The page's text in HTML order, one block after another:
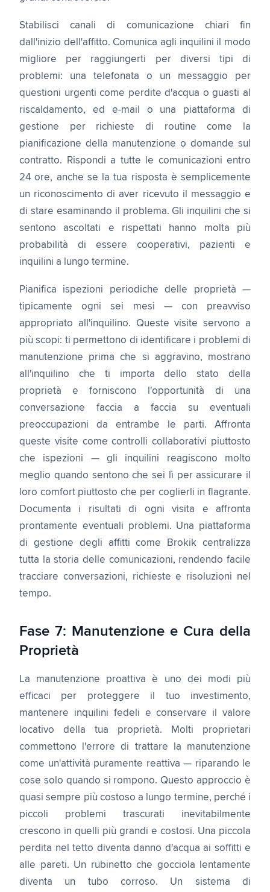
Stabilisci canali di comunicazione chiari fin
dall'inizio dell'affitto. Comunica agli inquilini il modo
migliore per raggiungerti per diversi tipi di
problemi: una telefonata o un messaggio per
questioni urgenti come perdite d'acqua o guasti al
riscaldamento, ed e-mail o una piattaforma di
gestione per richieste di routine come la
pianificazione della manutenzione o domande sul
contratto. Rispondi a tutte le comunicazioni entro
24 ore, anche se la tua risposta è semplicemente
un riconoscimento di aver ricevuto il messaggio e
di stare esaminando il problema. Gli inquilini che si
sentono ascoltati e rispettati hanno molta più
probabilità di essere cooperativi, pazienti e
inquilini a lungo termine.
Pianifica ispezioni periodiche delle proprietà —
tipicamente ogni sei mesi — con preavviso
appropriato all'inquilino. Queste visite servono a
più scopi: ti permettono di identificare i problemi di
manutenzione prima che si aggravino, mostrano
all'inquilino che ti importa dello stato della
proprietà e forniscono l'opportunità di una
conversazione faccia a faccia su eventuali
preoccupazioni da entrambe le parti. Affronta
queste visite come controlli collaborativi piuttosto
che ispezioni — gli inquilini reagiscono molto
meglio quando sentono che sei lì per assicurare il
loro comfort piuttosto che per coglierli in flagrante.
Documenta i risultati di ogni visita e affronta
prontamente eventuali problemi. Una piattaforma
di gestione degli affitti come Brokik centralizza
tutta la storia delle comunicazioni, rendendo facile
tracciare conversazioni, richieste e risoluzioni nel
tempo.
Fase 7: Manutenzione e Cura della
Proprietà
La manutenzione proattiva è uno dei modi più
efficaci per proteggere il tuo investimento,
mantenere inquilini fedeli e conservare il valore
locativo della tua proprietà. Molti proprietari
commettono l'errore di trattare la manutenzione
come un'attività puramente reattiva — riparando le
cose solo quando si rompono. Questo approccio è
quasi sempre più costoso a lungo termine, perché i
piccoli problemi trascurati inevitabilmente
crescono in quelli più grandi e costosi. Una piccola
perdita nel tetto diventa danno d'acqua ai soffitti e
alle pareti. Un rubinetto che gocciola lentamente
diventa un tubo corroso. Un sistema di